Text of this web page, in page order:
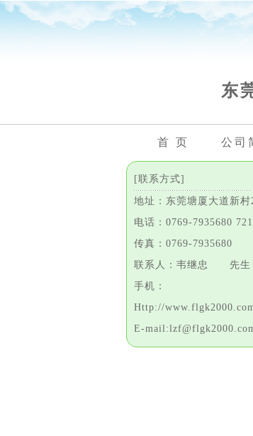
东
首 页 公司
[联系方式]
地址：东莞塘厦大道新村
电话：0769-7935680
传真：0769-7935680
联系人：韦继忠
手机：
Http://
E-